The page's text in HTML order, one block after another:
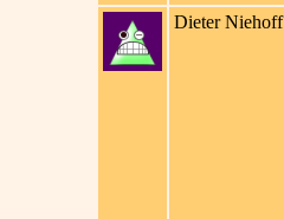
Dieter Niehoff